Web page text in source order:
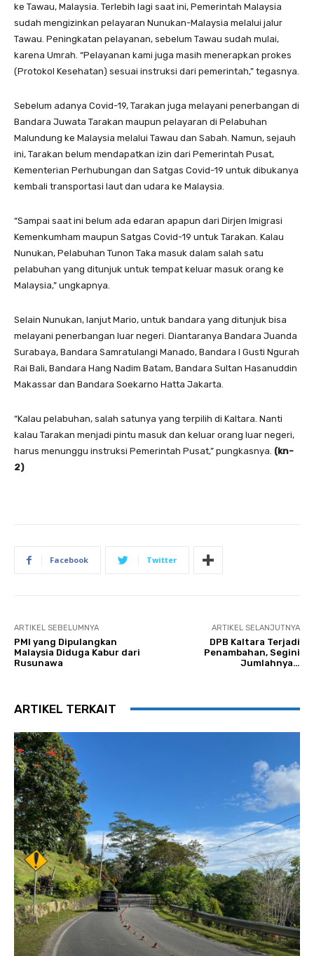
ke Tawau, Malaysia. Terlebih lagi saat ini, Pemerintah Malaysia
sudah mengizinkan pelayaran Nunukan-Malaysia melalui jalur
Tawau. Peningkatan pelayanan, sebelum Tawau sudah mulai,
karena Umrah. “Pelayanan kami juga masih menerapkan prokes
(Protokol Kesehatan) sesuai instruksi dari pemerintah,” tegasnya.
Sebelum adanya Covid-19, Tarakan juga melayani penerbangan di
Bandara Juwata Tarakan maupun pelayaran di Pelabuhan
Malundung ke Malaysia melalui Tawau dan Sabah. Namun, sejauh
ini, Tarakan belum mendapatkan izin dari Pemerintah Pusat,
Kementerian Perhubungan dan Satgas Covid-19 untuk dibukanya
kembali transportasi laut dan udara ke Malaysia.
“Sampai saat ini belum ada edaran apapun dari Dirjen Imigrasi
Kemenkumham maupun Satgas Covid-19 untuk Tarakan. Kalau
Nunukan, Pelabuhan Tunon Taka masuk dalam salah satu
pelabuhan yang ditunjuk untuk tempat keluar masuk orang ke
Malaysia,” ungkapnya.
Selain Nunukan, lanjut Mario, untuk bandara yang ditunjuk bisa
melayani penerbangan luar negeri. Diantaranya Bandara Juanda
Surabaya, Bandara Samratulangi Manado, Bandara I Gusti Ngurah
Rai Bali, Bandara Hang Nadim Batam, Bandara Sultan Hasanuddin
Makassar dan Bandara Soekarno Hatta Jakarta.
“Kalau pelabuhan, salah satunya yang terpilih di Kaltara. Nanti
kalau Tarakan menjadi pintu masuk dan keluar orang luar negeri,
harus menunggu instruksi Pemerintah Pusat,” pungkasnya. (kn-
2)
Facebook Twitter
ARTIKEL SEBELUMNYA
PMI yang Dipulangkan
Malaysia Diduga Kabur dari
Rusunawa
ARTIKEL SELANJUTNYA
DPB Kaltara Terjadi
Penambahan, Segini
Jumlahnya…
ARTIKEL TERKAIT